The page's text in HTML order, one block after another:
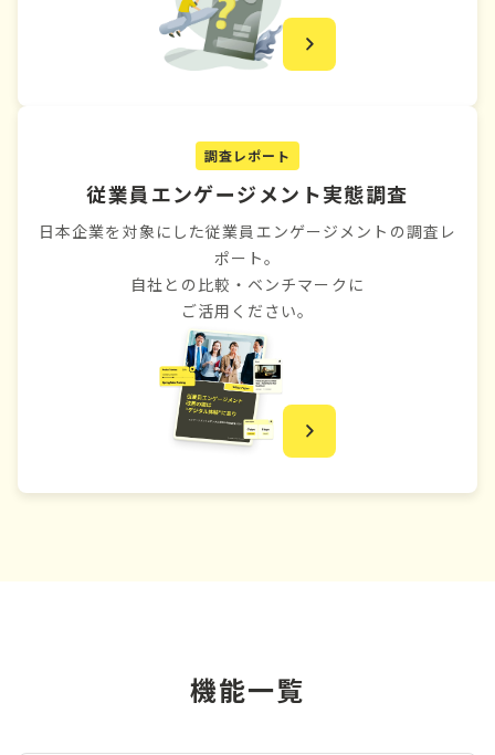
調査レポート
従業員エンゲージメント実態調査
日本企業を対象にした従業員エンゲージメントの調査レ
ポート。
自社との比較・ベンチマークに
ご活用ください。
機能一覧